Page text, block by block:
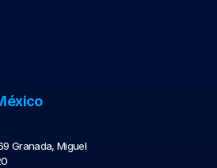
Granada, Miguel